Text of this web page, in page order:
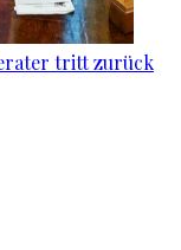
tritt zurück